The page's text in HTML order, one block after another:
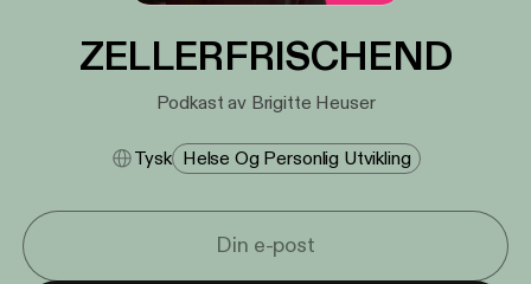
ZELLERFRISCHEND
Podkast av Brigitte Heuser
Tysk Helse Og Personlig Utvikling